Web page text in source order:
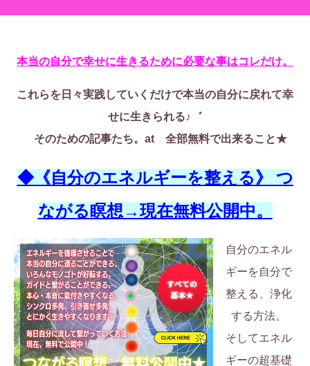
本当の自分で幸せに生きるために必要な事はコレだけ。
これらを日々実践していくだけで本当の自分に戻れて幸
せに生きられる♪゛
そのための記事たち。at 全部無料で出来ること★
◆《自分のエネルギーを整える》 つ
ながる瞑想→現在無料公開中。
自分のエネル
ギーを自分で
整える、浄化
する方法。
そしてエネル
ギーの超基礎